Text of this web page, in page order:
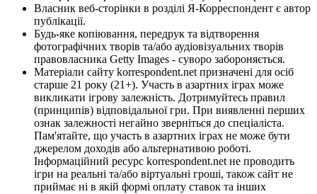
Власник веб-сторінки в розділі Я-Корреспондент є автор
публікації.
Будь-яке копіювання, передрук та відтворення
фотографічних творів та/або аудіовізуальних творів
правовласника Getty Images - суворо забороняється.
Матеріали сайту korrespondent.net призначені для осіб
старше 21 року (21+). Участь в азартних іграх може
викликати ігрову залежність. Дотримуйтесь правил
(принципів) відповідальної гри. При виявленні перших
ознак залежності негайно зверніться до спеціаліста.
Пам'ятайте, що участь в азартних іграх не може бути
джерелом доходів або альтернативою роботі.
Інформаційний ресурс korrespondent.net не проводить
ігри на реальні та/або віртуальні гроші, також сайт не
приймає ні в якій формі оплату ставок та інших